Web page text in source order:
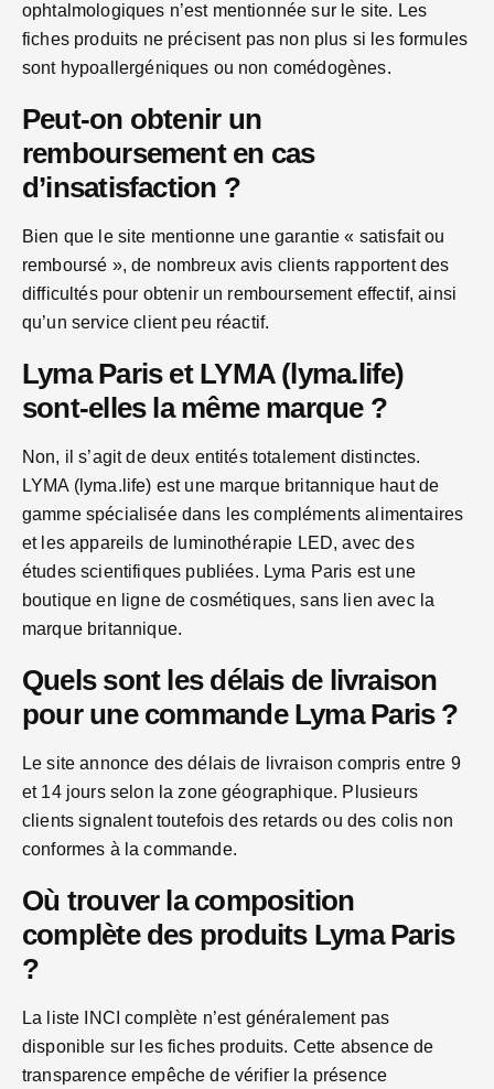
ophtalmologiques n’est mentionnée sur le site. Les
fiches produits ne précisent pas non plus si les formules
sont hypoallergéniques ou non comédogènes.
Peut-on obtenir un
remboursement en cas
d’insatisfaction ?
Bien que le site mentionne une garantie « satisfait ou
remboursé », de nombreux avis clients rapportent des
difficultés pour obtenir un remboursement effectif, ainsi
qu’un service client peu réactif.
Lyma Paris et LYMA (lyma.life)
sont-elles la même marque ?
Non, il s’agit de deux entités totalement distinctes.
LYMA (lyma.life) est une marque britannique haut de
gamme spécialisée dans les compléments alimentaires
et les appareils de luminothérapie LED, avec des
études scientifiques publiées. Lyma Paris est une
boutique en ligne de cosmétiques, sans lien avec la
marque britannique.
Quels sont les délais de livraison
pour une commande Lyma Paris ?
Le site annonce des délais de livraison compris entre 9
et 14 jours selon la zone géographique. Plusieurs
clients signalent toutefois des retards ou des colis non
conformes à la commande.
Où trouver la composition
complète des produits Lyma Paris
?
La liste INCI complète n’est généralement pas
disponible sur les fiches produits. Cette absence de
transparence empêche de vérifier la présence